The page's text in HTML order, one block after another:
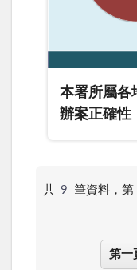
本署所屬各
辦案正確性
共 9 筆資料，第
第一